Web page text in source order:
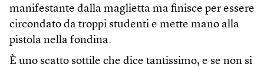
manifestante dalla maglietta ma finisce per essere
circondato da troppi studenti e mette mano alla
pistola nella fondina.
È uno scatto sottile che dice tantissimo, e se non si